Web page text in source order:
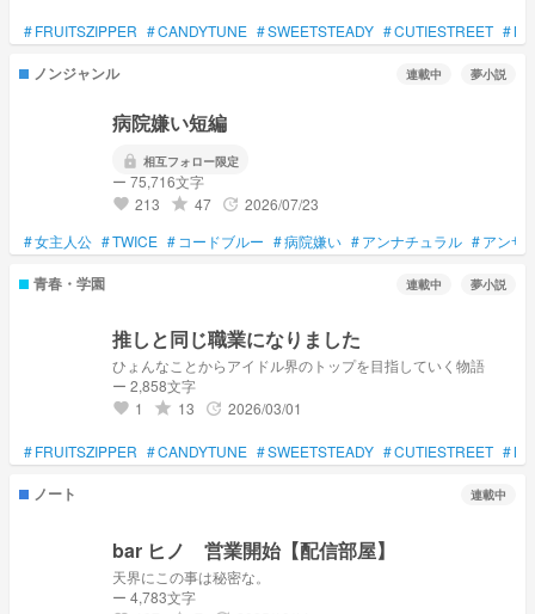
#FRUITSZIPPER #CANDYTUNE #SWEETSTEADY #CUTIESTREET #
ノンジャンル 連載中 夢小説
病院嫌い短編
lock 相互フォロー限定
ー 75,716文字
favorite 213 grade 47 update 2026/07/23
#女主人公 #TWICE # コードブルー #病院嫌い #アンナチュラル #アンサ
青春・学園 連載中 夢小説
推しと同じ職業になりました
ひょんなことからアイドル界のトップを目指していく物語
ー 2,858文字
favorite 1 grade 13 update 2026/03/01
#FRUITSZIPPER #CANDYTUNE #SWEETSTEADY #CUTIESTREET #
ノート 連載中
bar ヒノ 営業開始【配信部屋】
天界にこの事は秘密な。
ー 4,783文字